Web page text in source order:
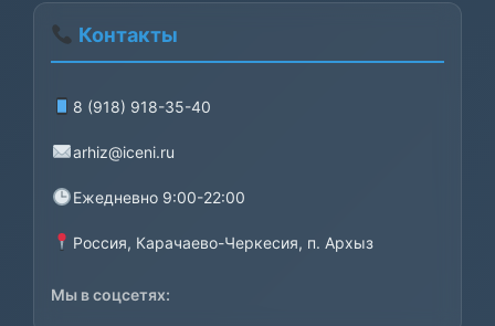
Контакты
8 (918) 918-35-40
arhiz@iceni.ru
Ежедневно 9:00-22:00
Россия, Карачаево-Черкесия, п. Архыз
Мы в соцсетях: